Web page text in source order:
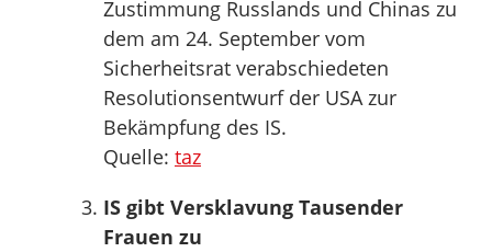
Zustimmung Russlands und Chinas zu
dem am 24. September vom
Sicherheitsrat verabschiedeten
Resolutionsentwurf der USA zur
Bekämpfung des IS.
Quelle: taz
IS gibt Versklavung Tausender
Frauen zu